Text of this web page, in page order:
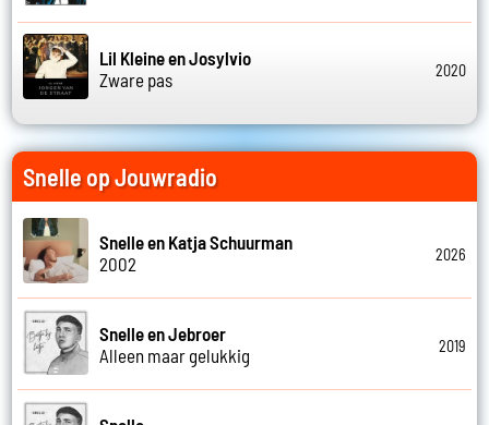
Lil Kleine en Josylvio
Zware pas
2020
Snelle op Jouwradio
Snelle en Katja Schuurman
2002
2026
Snelle en Jebroer
Alleen maar gelukkig
2019